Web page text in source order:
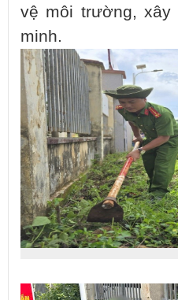
vệ môi trường, xây
minh.